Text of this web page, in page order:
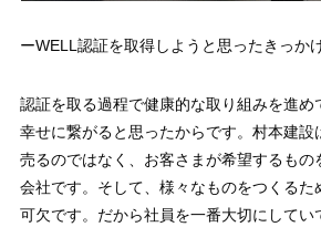
ーWELL認証を取得しようと思ったきっか
認証を取る過程で健康的な取り組みを進め
幸せに繋がると思ったからです。村本建設
売るのではなく、お客さまが希望するもの
会社です。そして、様々なものをつくるた
可欠です。だから社員を一番大切にしてい